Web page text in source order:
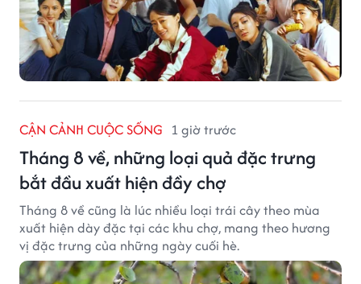
CẬN CẢNH CUỘC SỐNG 1 giờ trước
Tháng 8 về, những loại quả đặc trưng
bắt đầu xuất hiện đầy chợ
Tháng 8 về cũng là lúc nhiều loại trái cây theo mùa
xuất hiện dày đặc tại các khu chợ, mang theo hương
vị đặc trưng của những ngày cuối hè.